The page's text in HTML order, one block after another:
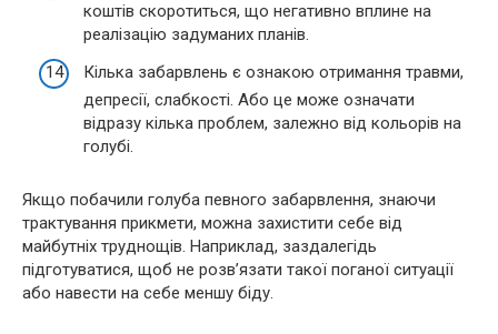
коштів скоротиться, що негативно вплине на
реалізацію задуманих планів.
Кілька забарвлень є ознакою отримання травми,
депресії, слабкості. Або це може означати
відразу кілька проблем, залежно від кольорів на
голубі.
Якщо побачили голуба певного забарвлення, знаючи
трактування прикмети, можна захистити себе від
майбутніх труднощів. Наприклад, заздалегідь
підготуватися, щоб не розв’язати такої поганої ситуації
або навести на себе меншу біду.